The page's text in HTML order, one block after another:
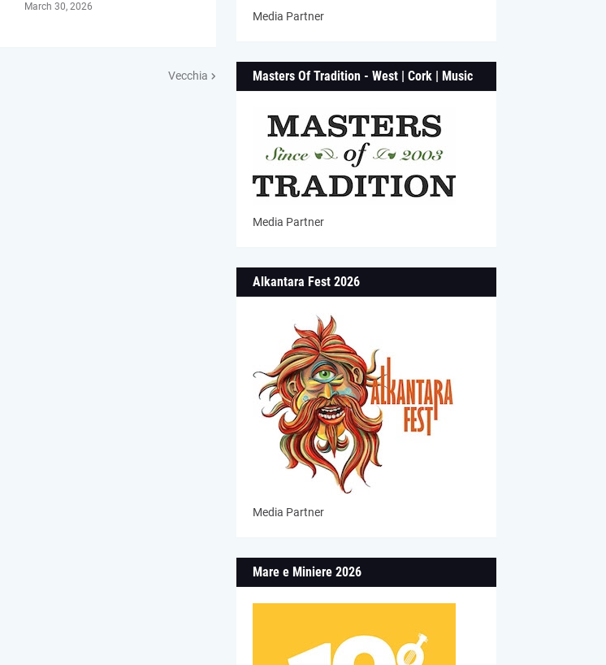
March 30, 2026
Vecchia
Media Partner
Masters Of Tradition - West | Cork | Music
Media Partner
Alkantara Fest 2026
Media Partner
Mare e Miniere 2026